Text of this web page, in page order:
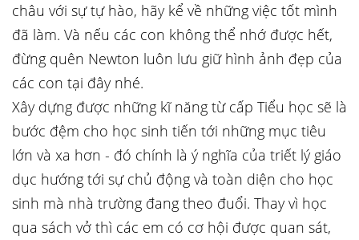
châu với sự tự hào, hãy kể về những việc tốt mình
đã làm. Và nếu các con không thể nhớ được hết,
đừng quên Newton luôn lưu giữ hình ảnh đẹp của
các con tại đây nhé.
Xây dựng được những kĩ năng từ cấp Tiểu học sẽ là
bước đệm cho học sinh tiến tới những mục tiêu
lớn và xa hơn - đó chính là ý nghĩa của triết lý giáo
dục hướng tới sự chủ động và toàn diện cho học
sinh mà nhà trường đang theo đuổi. Thay vì học
qua sách vở thì các em có cơ hội được quan sát,